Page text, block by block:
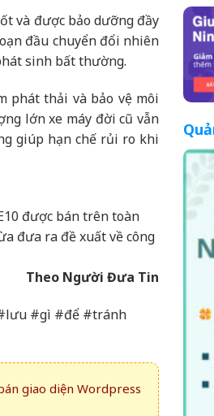
và được bảo dưỡng đầy
đầu chuyển đổi nhiên
sinh bất thường.
phát thải và bảo vệ môi
lớn xe máy đời cũ vẫn
giúp hạn chế rủi ro khi
được bán trên toàn
đưa ra đề xuất về công
Theo Người Đưa Tin
#gì #để #tránh
giao diện Wordpress